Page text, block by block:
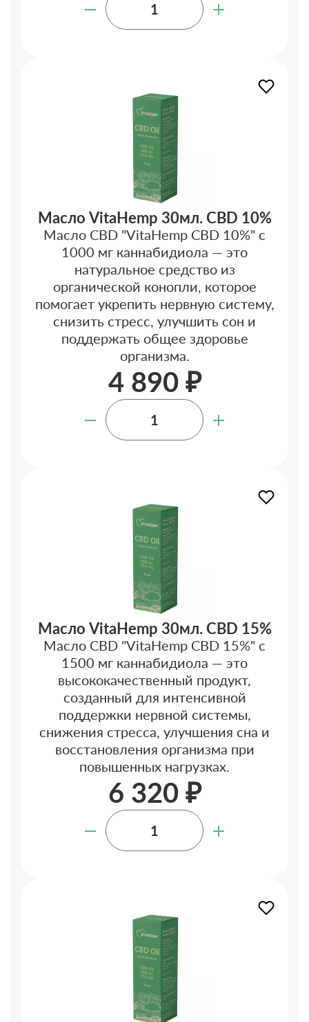
Масло VitaHemp 30мл. CBD 10%
Масло CBD "VitaHemp CBD 10%" с
1000 мг каннабидиола — это
натуральное средство из
органической конопли, которое
помогает укрепить нервную систему,
снизить стресс, улучшить сон и
поддержать общее здоровье
организма.
4 890 ₽
Масло VitaHemp 30мл. CBD 15%
Масло CBD "VitaHemp CBD 15%" с
1500 мг каннабидиола — это
высококачественный продукт,
созданный для интенсивной
поддержки нервной системы,
снижения стресса, улучшения сна и
восстановления организма при
повышенных нагрузках.
6 320 ₽